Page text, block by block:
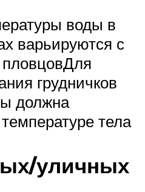
воды в
варьируются с
пловцовДля
грудничков
должна
тела
уличных